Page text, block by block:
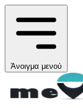
Άνοιγμα μενού